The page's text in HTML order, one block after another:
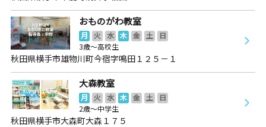
おものがわ教室
月 火 水 木 金 土
日
3歳～高校生
秋田県横手市雄物川町今宿字鳴田１２５－１
大森教室
月 火 水 木 金 土
日
2歳～中学生
秋田県横手市大森町大森１７５